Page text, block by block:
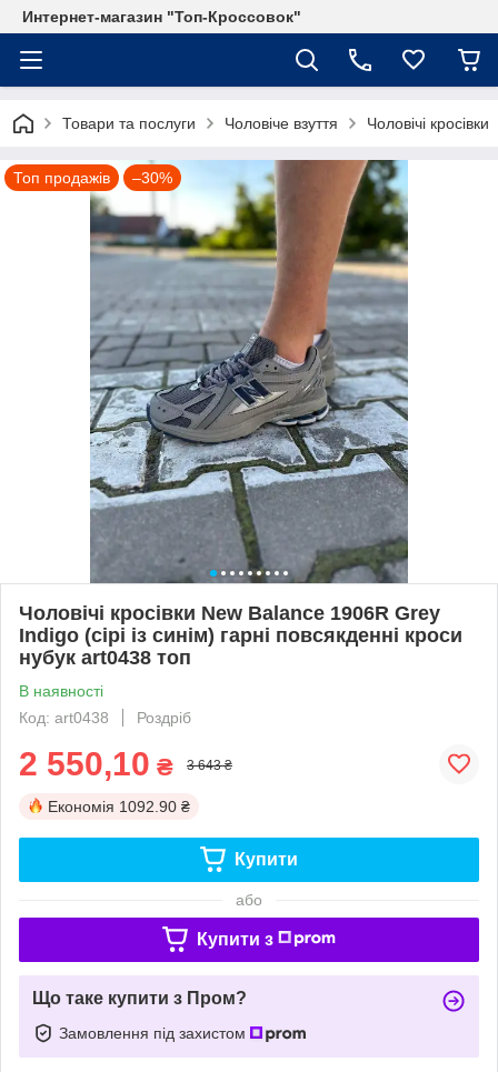
Интернет-магазин "Топ-Кроссовок"
Товари та послуги Чоловіче взуття Чоловічі кросівки
Топ продажів –30%
Чоловічі кросівки New Balance 1906R Grey
Indigo (сірі із синім) гарні повсякденні кроси
нубук art0438 топ
В наявності
Код: art0438
Роздріб
2 550,10 ₴ 3 643 ₴
Економія 1092.90 ₴
Купити
або
Купити з
Що таке купити з Пром?
Замовлення під захистом